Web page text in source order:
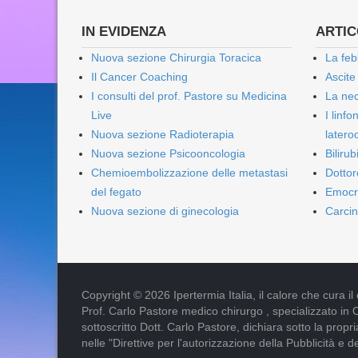
IN EVIDENZA
Nuova sezione Chirurgia Toracica
Il Cancer Coaching
I consulti del prof. Pastore su Medicina
Live
Nuova sezione Radioterapia
Nuova sezione Psicooncologia
Chemioembolizzazione delle metastasi
del fegato
Nuova sezione di ginecologia
La
La
I
Copyright © 2026 Ipertermia Italia, il calore che cura il
Prof. Carlo Pastore medico chirurgo , specializzato in
sottoscritto Dott. Carlo Pastore, dichiara sotto la
nelle "Direttive per l'autorizzazione della Pubblicità e